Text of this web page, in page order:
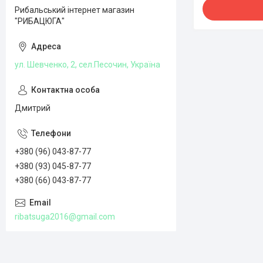
Рибальський інтернет магазин
"РИБАЦЮГА"
ул. Шевченко, 2, сел.Песочин, Україна
Дмитрий
+380 (96) 043-87-77
+380 (93) 045-87-77
+380 (66) 043-87-77
ribatsuga2016@gmail.com